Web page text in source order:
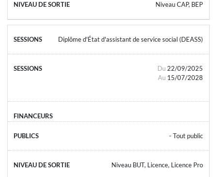
Niveau CAP, BEP
Diplôme d'État d'assistant de service social (DEASS)
Du 22/09/2025
Au 15/07/2028
- Tout public
Niveau BUT, Licence, Licence Pro